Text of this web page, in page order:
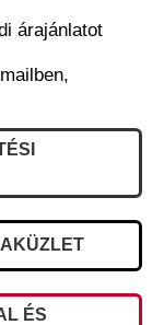
árajánlatot
ÉS